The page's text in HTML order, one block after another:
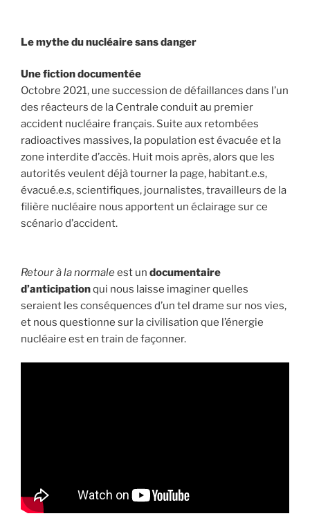
Le mythe du nucléaire sans danger
Une fiction documentée
Octobre 2021, une succession de défaillances dans l’un
des réacteurs de la Centrale conduit au premier
accident nucléaire français. Suite aux retombées
radioactives massives, la population est évacuée et la
zone interdite d’accès. Huit mois après, alors que les
autorités veulent déjà tourner la page, habitant.e.s,
évacué.e.s, scientifiques, journalistes, travailleurs de la
filière nucléaire nous apportent un éclairage sur ce
scénario d’accident.
Retour à la normaleest un documentaire
d’anticipationqui nous laisse imaginer quelles
seraient les conséquences d’un tel drame sur nos vies,
et nous questionne sur la civilisation que l’énergie
nucléaire est en train de façonner.